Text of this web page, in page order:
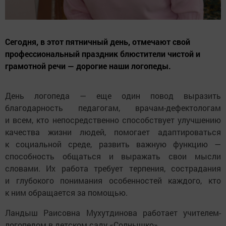
Сегодня, в этот пятничный день, отмечают свой
профессиональный праздник блюстители чистой и
грамотной речи — дорогие наши логопеды.
День логопеда — еще один повод выразить
благодарность педагогам, врачам-дефектологам
и всем, кто непосредственно способствует улучшению
качества жизни людей, помогает адаптироваться
к социальной среде, развить важную функцию —
способность общаться и выражать свои мысли
словами. Их работа требует терпения, сострадания
и глубокого понимания особенностей каждого, кто
к ним обращается за помощью.
Ландыш Раисовна Мухутдинова работает учителем-